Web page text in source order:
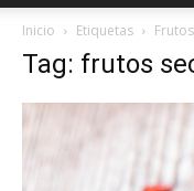
Inicio Etiquetas
Tag: frutos